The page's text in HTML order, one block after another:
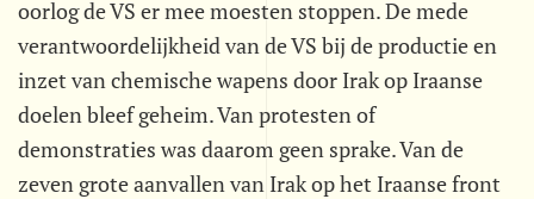
oorlog de VS er mee moesten stoppen. De mede
verantwoordelijkheid van de VS bij de productie en
inzet van chemische wapens door Irak op Iraanse
doelen bleef geheim. Van protesten of
demonstraties was daarom geen sprake. Van de
zeven grote aanvallen van Irak op het Iraanse front